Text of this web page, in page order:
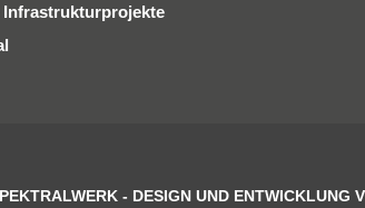
Infrastrukturprojekte
- DESIGN UND ENTWICKLUNG